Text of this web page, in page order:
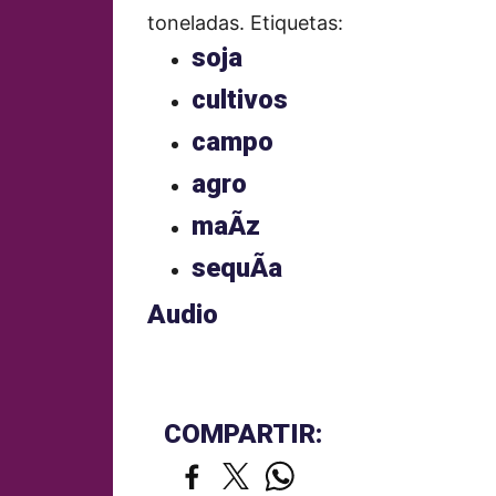
toneladas. Etiquetas:
soja
cultivos
campo
agro
maÃ­z
sequÃ­a
Audio
COMPARTIR: